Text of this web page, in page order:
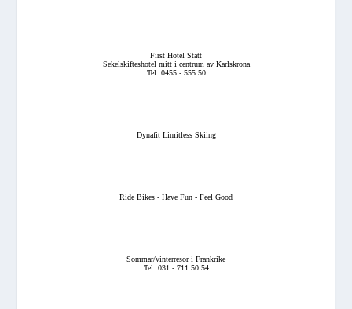
First Hotel Statt
Sekelskifteshotel mitt i centrum av Karlskrona
Tel: 0455 - 555 50
Dynafit Limitless Skiing
Ride Bikes - Have Fun - Feel Good
Sommar/vinterresor i Frankrike
Tel: 031 - 711 50 54